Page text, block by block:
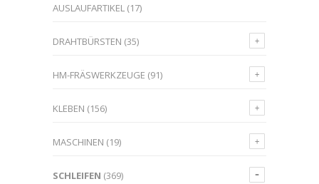
AUSLAUFARTIKEL (17)
DRAHTBÜRSTEN (35)
HM-FRÄSWERKZEUGE (91)
KLEBEN (156)
MASCHINEN (19)
SCHLEIFEN (369)